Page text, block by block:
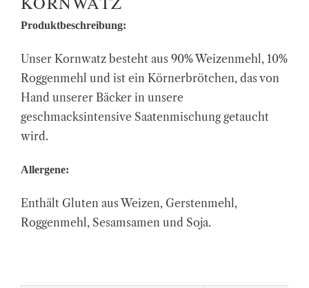
Produktbeschreibung:
Unser Kornwatz besteht aus 90% Weizenmehl, 10%
Roggenmehl und ist ein Körnerbrötchen, das von
Hand unserer Bäcker in unsere
geschmacksintensive Saatenmischung getaucht
wird.
Allergene:
Enthält Gluten aus Weizen, Gerstenmehl,
Roggenmehl, Sesamsamen und Soja.